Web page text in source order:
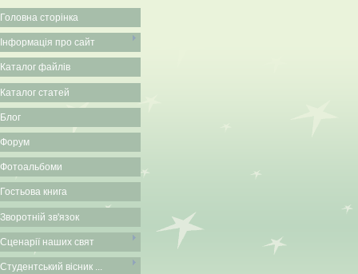
Головна сторінка
Інформація про сайт
Каталог файлів
Каталог статей
Блог
Форум
Фотоальбоми
Гостьова книга
Зворотній зв'язок
Сценарії наших свят
Студентський вісник ...